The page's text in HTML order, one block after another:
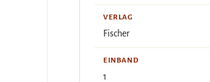
VERLAG
Fischer
EINBAND
1